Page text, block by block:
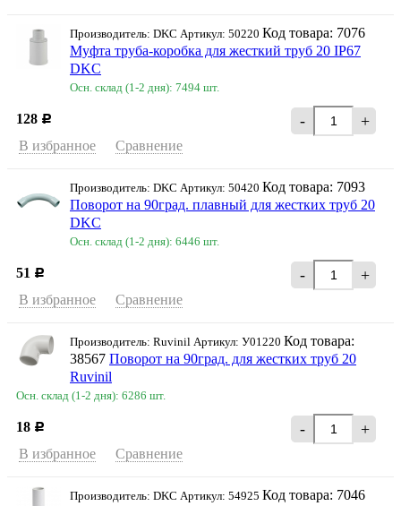
Производитель: DKC Артикул: 50220 Код товара: 7076
Муфта труба-коробка для жесткий труб 20 IP67
DKC
Осн. склад (1-2 дня): 7494 шт.
128 Р - +
В избранное Сравнение
Производитель: DKC Артикул: 50420 Код товара: 7093
Поворот на 90град. плавный для жестких труб 20
DKC
Осн. склад (1-2 дня): 6446 шт.
51 Р - +
В избранное Сравнение
Производитель: Ruvinil Артикул: У01220 Код товара:
38567 Поворот на 90град. для жестких труб 20
Ruvinil
Осн. склад (1-2 дня): 6286 шт.
18 Р - +
В избранное Сравнение
Производитель: DKC Артикул: 54925 Код товара: 7046